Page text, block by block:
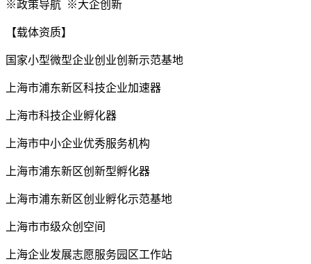
※政策导航 ※大企创新
【载体资质】
国家小型微型企业创业创新示范基地
上海市浦东新区科技企业加速器
上海市科技企业孵化器
上海市中小企业优秀服务机构
上海市浦东新区创新型孵化器
上海市浦东新区创业孵化示范基地
上海市市级众创空间
上海企业发展志愿服务园区工作站